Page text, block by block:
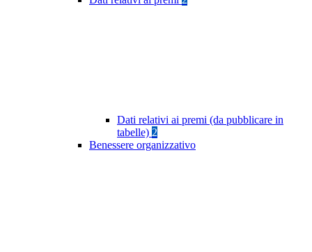
Dati relativi ai premi (da pubblicare in
tabelle) 2
Benessere organizzativo